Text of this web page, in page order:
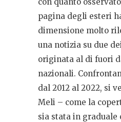
pagina degli esteri
dimensione molto
una notizia su due
originata al di fuori
nazionali.
dal 2012 al 2022, si
Meli – come la
sia stata in graduale